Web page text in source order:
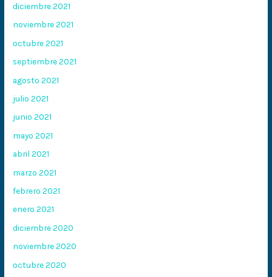
diciembre 2021
noviembre 2021
octubre 2021
septiembre 2021
agosto 2021
julio 2021
junio 2021
mayo 2021
abril 2021
marzo 2021
febrero 2021
enero 2021
diciembre 2020
noviembre 2020
octubre 2020